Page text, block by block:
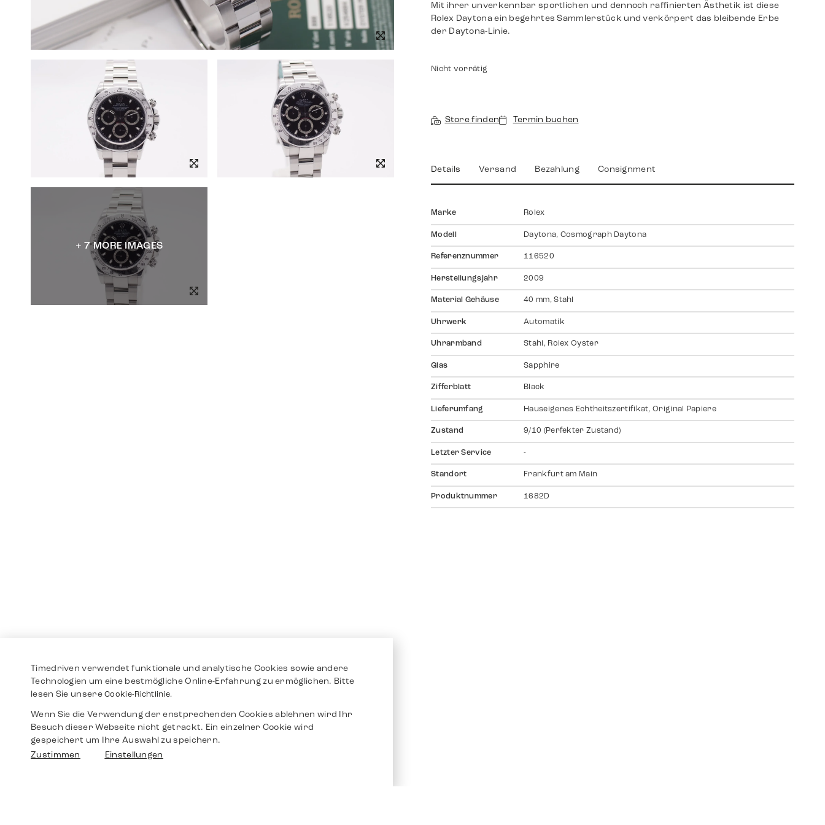
+ 7 MORE IMAGES
Mit ihrer unverkennbar sportlichen und dennoch raffinierten Ästhetik ist diese
Rolex Daytona ein begehrtes Sammlerstück und verkörpert das bleibende Erbe
der Daytona-Linie.
Nicht vorrätig
Store finden Termin buchen
Details Versand Bezahlung Consignment
Marke Rolex
Modell Daytona, Cosmograph Daytona
Referenznummer 116520
Herstellungsjahr 2009
Material Gehäuse 40 mm, Stahl
Uhrwerk Automatik
Uhrarmband Stahl, Rolex Oyster
Glas Sapphire
Zifferblatt Black
Lieferumfang Hauseigenes Echtheitszertifikat, Original Papiere
Zustand 9/10 (Perfekter Zustand)
Letzter Service -
Standort Frankfurt am Main
Produktnummer 1682D
Timedriven verwendet funktionale und analytische Cookies sowie andere
Technologien um eine bestmögliche Online-Erfahrung zu ermöglichen. Bitte
lesen Sie unsereCookie-Richtlinie.
Wenn Sie die Verwendung der enstprechenden Cookies ablehnen wird Ihr
Besuch dieser Webseite nicht getrackt. Ein einzelner Cookie wird
gespeichert um Ihre Auswahl zu speichern.
Zustimmen
Einstellungen